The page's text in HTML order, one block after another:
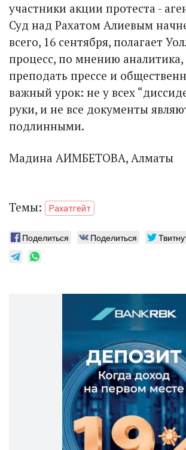
участники акции протеста -
Суд над Рахатом Алиевым
всего, 16 сентября, полагает
процесс, по мнению
преподать прессе и
важный урок: не у всех
руки, и не все документы
подлинными.
Мадина АИМБЕТОВА, Алматы
Темы: Рахатгейт
Поделиться Поделиться